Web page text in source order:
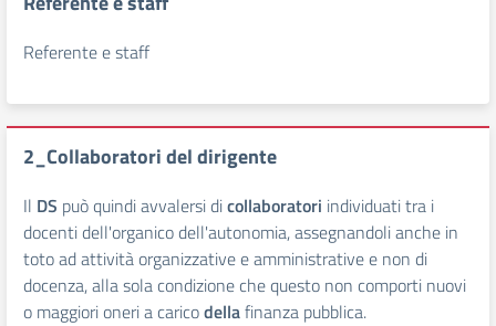
Referente e staff
2_Collaboratori del dirigente
Il DS può quindi avvalersi dicollaboratori individuati tra i
docenti dell'organico dell'autonomia, assegnandoli anche in
toto ad attività organizzative e amministrative e non di
docenza, alla sola condizione che questo non comporti nuovi
o maggiori oneri a caricodellafinanza pubblica.